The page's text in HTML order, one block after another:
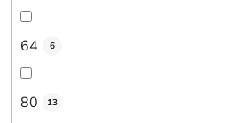
64 6
80 13